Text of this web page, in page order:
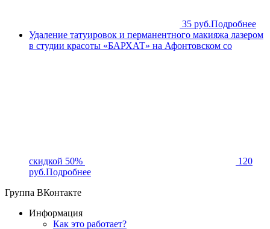
35 руб.Подробнее
Удаление татуировок и перманентного макияжа лазером
в студии красоты «БАРХАТ» на Афонтовском со
скидкой 50%
120
руб.Подробнее
Группа ВКонтакте